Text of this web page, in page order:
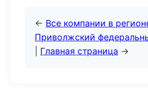
← Все компании в
Приволжский
Главная страница →